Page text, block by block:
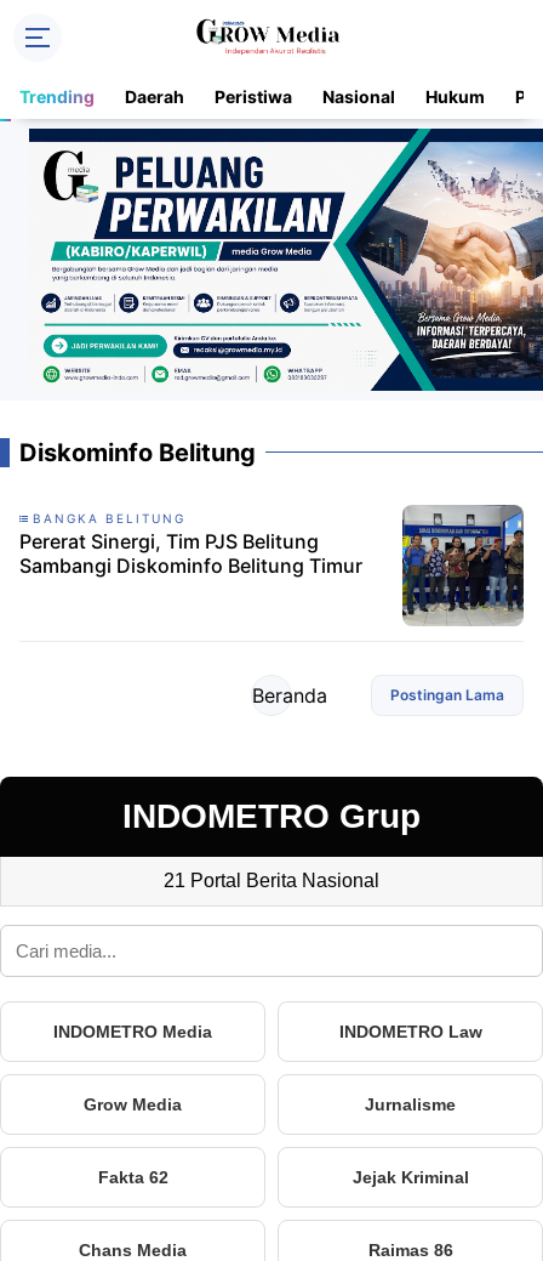
Trending Daerah Peristiwa Nasional Hukum
Diskominfo Belitung
BANGKA BELITUNG
Pererat Sinergi, Tim PJS Belitung
Sambangi Diskominfo Belitung Timur
Postingan Lama
Beranda
INDOMETRO Grup
21 Portal Berita Nasional
INDOMETRO Media INDOMETRO Law
Grow Media Jurnalisme
Fakta 62 Jejak Kriminal
Chans Media Raimas 86